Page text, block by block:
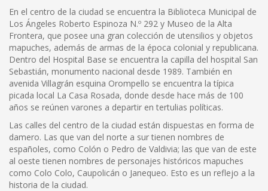
En el centro de la ciudad se encuentra la Biblioteca Municipal de
Los Ángeles Roberto Espinoza N.º 292 y Museo de la Alta
Frontera, que posee una gran colección de utensilios y objetos
mapuches, además de armas de la época colonial y republicana.
Dentro del Hospital Base se encuentra la capilla del hospital San
Sebastián, monumento nacional desde 1989. También en
avenida Villagrán esquina Orompello se encuentra la típica
picada local La Casa Rosada, donde desde hace más de 100
años se reúnen varones a departir en tertulias políticas.
Las calles del centro de la ciudad están dispuestas en forma de
damero. Las que van del norte a sur tienen nombres de
españoles, como Colón o Pedro de Valdivia; las que van de este
al oeste tienen nombres de personajes históricos mapuches
como Colo Colo, Caupolicán o Janequeo. Esto es un reflejo a la
historia de la ciudad.